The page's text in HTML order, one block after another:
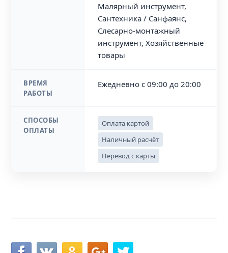
Малярный инструмент,
Сантехника / Санфаянс,
Слесарно-монтажный
инструмент, Хозяйственные
товары
ВРЕМЯ
РАБОТЫ
Ежедневно с 09:00 до 20:00
СПОСОБЫ
ОПЛАТЫ
Оплата картой
Наличный расчёт
Перевод с карты